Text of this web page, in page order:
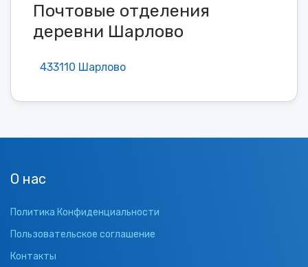
Почтовые отделения
деревни Шарлово
433110 Шарлово
О нас
Политика Конфиденциальности
Пользовательское соглашение
Контакты